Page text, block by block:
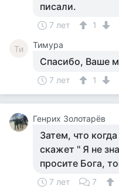
писали.
7 лет 1
Ти Тимура
Спасибо, Ваше
7 лет 1
Генрих Золотарёв
Затем, что
скажет '' Я не
просите Бога,
7 лет 7